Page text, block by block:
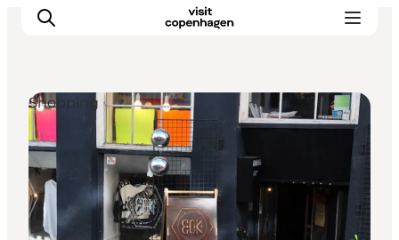
This is Copenhagen
Aktiviteter
Spis & drik
Områder
Shopping